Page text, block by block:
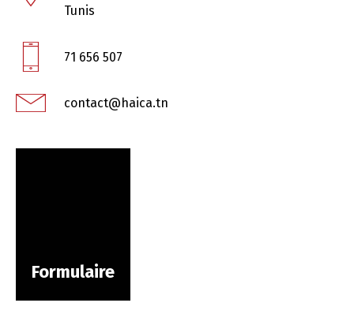
Tunis
71 656 507
contact@haica.tn
Formulaire